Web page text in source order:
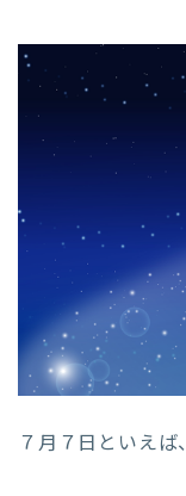
７月７日といえば